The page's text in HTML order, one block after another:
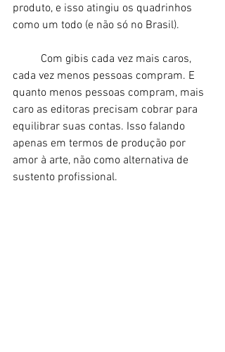
produto, e isso atingiu os quadrinhos
como um todo (e não só no Brasil).
cada vez menos pessoas compram. E
quanto menos pessoas compram, mais
caro as editoras precisam cobrar para
equilibrar suas contas. Isso falando
apenas em termos de produção por
amor à arte, não como alternativa de
sustento profissional.